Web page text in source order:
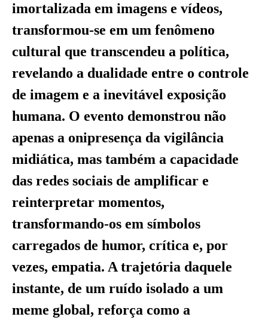
imortalizada em imagens e vídeos,
transformou-se em um fenômeno
cultural que transcendeu a política,
revelando a dualidade entre o controle
de imagem e a inevitável exposição
humana. O evento demonstrou não
apenas a onipresença da vigilância
midiática, mas também a capacidade
das redes sociais de amplificar e
reinterpretar momentos,
transformando-os em símbolos
carregados de humor, crítica e, por
vezes, empatia. A trajetória daquele
instante, de um ruído isolado a um
meme global, reforça como a